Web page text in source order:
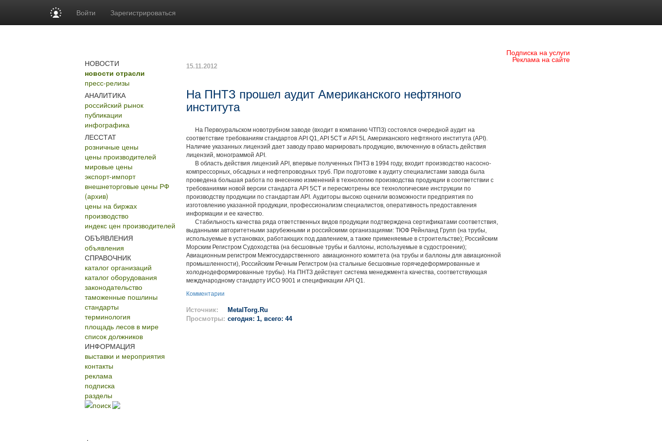
Войти Зарегистрироваться
НОВОСТИ
новости отрасли
пресс-релизы
АНАЛИТИКА
российский рынок
публикации
инфографика
ЛЕССТАТ
розничные цены
цены производителей
мировые цены
экспорт-импорт
внешнеторговые цены РФ
(архив)
цены на биржах
производство
индекс цен производителей
ОБЪЯВЛЕНИЯ
объявления
СПРАВОЧНИК
каталог организаций
каталог оборудования
законодательство
таможенные пошлины
стандарты
терминология
площадь лесов в мире
список должников
ИНФОРМАЦИЯ
выставки и мероприятия
контакты
реклама
подписка
разделы
поиск
Подписка на услуги
Реклама на сайте
15.11.2012
На ПНТЗ прошел аудит Американского нефтяного
института
На Первоуральском новотрубном заводе (входит в компанию ЧТПЗ) состоялся очередной аудит на
соответствие требованиям стандартов API Q1, API 5СТ и API 5L Американского нефтяного института (API).
Наличие указанных лицензий дает заводу право маркировать продукцию, включенную в область действия
лицензий, монограммой API.
В область действия лицензий API, впервые полученных ПНТЗ в 1994 году, входит производство насосно-
компрессорных, обсадных и нефтепроводных труб. При подготовке к аудиту специалистами завода была
проведена большая работа по внесению изменений в технологию производства продукции в соответствии с
требованиями новой версии стандарта API 5СТ и пересмотрены все технологические инструкции по
производству продукции по стандартам API. Аудиторы высоко оценили возможности предприятия по
изготовлению указанной продукции, профессионализм специалистов, оперативность предоставления
информации и ее качество.
Стабильность качества ряда ответственных видов продукции подтверждена сертификатами соответствия,
выданными авторитетными зарубежными и российскими организациями: ТЮФ Рейнланд Групп (на трубы,
используемые в установках, работающих под давлением, а также применяемые в строительстве); Российским
Морским Регистром Судоходства (на бесшовные трубы и баллоны, используемые в судостроении);
Авиационным регистром Межгосударственного авиационного комитета (на трубы и баллоны для авиационной
промышленности), Российским Речным Регистром (на стальные бесшовные горячедеформированные и
холоднодеформированные трубы). На ПНТЗ действует система менеджмента качества, соответствующая
международному стандарту ИСО 9001 и спецификации API Q1.
Комментарии
Источник:
MetalTorg.Ru
Просмотры: сегодня: 1, всего: 44